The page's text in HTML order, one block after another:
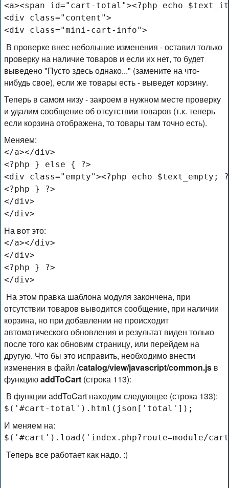
<a><span id="cart-total"><?php echo
<div class="content">
<div class="mini-cart-info">
В проверке внес небольшие изменения - оставил только
проверку на наличие товаров и если их нет, то будет
выведено "Пусто здесь однако..." (замените на что-
нибудь свое), если же товары есть - выведет корзину.
Теперь в самом низу - закроем в нужном месте проверку
и удалим сообщение об отсутствии товаров (т.к. теперь
если корзина отображена, то товары там точно есть).
Меняем:
</a></div>
<?php } else { ?>
<div class="empty"><?php echo $text_empty;
<?php } ?>
</div>
</div>
На вот это:
</a></div>
</div>
<?php } ?>
</div>
На этом правка шаблона модуля закончена, при
отсутствии товаров выводится сообщение, при наличии
корзина, но при добавлении не происходит
автоматического обновления и результат виден только
после того как обновим страницу, или перейдем на
другую. Что бы это исправить, необходимо внести
изменения в файл/catalog/view/javascript/common.js в
функциюaddToCart (строка 113):
В функции addToCart находим следующее (строка 133):
$('#cart-total').html(json['total']);
И меняем на:
$('#cart').load('index.php?route=module/
Теперь все работает как надо. :)